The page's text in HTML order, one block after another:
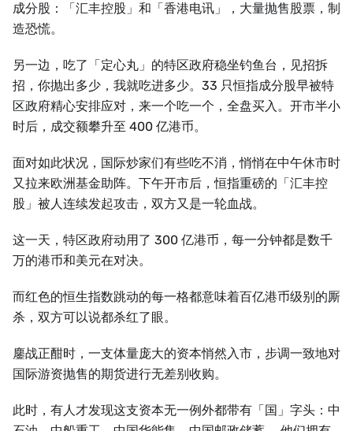
成分股：「汇丰控股」和「香港电讯」，大量抛售股票，制
造恐慌。
另一边，吃了「定心丸」的特区政府稳坐钓鱼台，见招拆
招，你抛出多少，我就吃进多少。33 只恒指成分股早被特
区政府精心安排应对，来一个吃一个，全盘买入。开市半小
时后，成交额攀升至 400 亿港币。
面对如此状况，国际炒家们有些吃不消，悄悄在中午休市时
又拉来欧洲基金助阵。下午开市后，恒指重磅的「汇丰控
股」被人连续发起攻击，双方又是一轮血战。
这一天，特区政府动用了 300 亿港币，每一分钟都是数千
万的港币和美元在对决。
而红色的恒生指数跳动的每一格都意味着百亿港币级别的厮
杀，双方可以说都杀红了眼。
鏖战正酣时，一支体量庞大的资本悄然入市，步调一致地对
国际游资抛售的期货进行无差别收购。
此时，有人才发现这支资本无一例外都带有「国」字头：中